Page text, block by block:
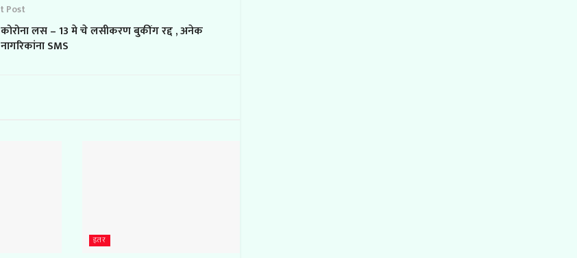
Post
कोरोना लस – 13 मे चे लसीकरण बुकींग रद्द , अनेक
नागरिकांना SMS
इतर